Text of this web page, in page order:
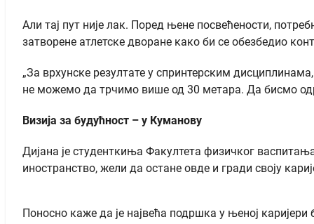
Али тај пут није лак. Поред њене посвећености,
затворене атлетске дворане како би се обезбедио
„За врхунске резултате у спринтерским
не можемо да трчимо више од 30 метара. Да бисмо
Визија за будућност – у Куманову
Дијана је студенткиња Факултета физичког
иностранство, жели да остане овде и гради своју
Поносно каже да је највећа подршка у њеној